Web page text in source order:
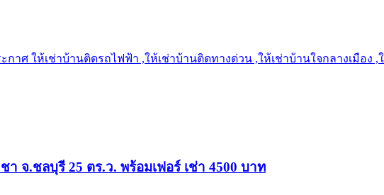
กาศ ให้เช่าบ้านติดรถไฟฟ้า ,ให้เช่าบ้านติดทางด่วน ,ให้เช่าบ้านใจกลางเมือ
จ.ชลบุรี 25 ตร.ว. พร้อมเฟอร์ เช่า 4500 บาท